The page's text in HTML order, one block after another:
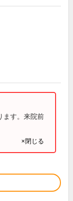
ます。来院前
×閉じる